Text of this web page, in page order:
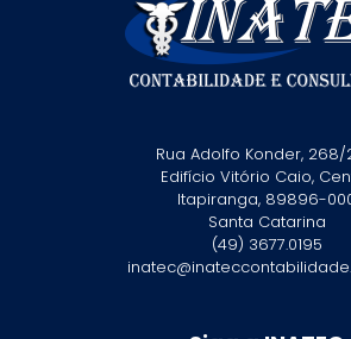
Rua Adolfo Konder, 268/
Edifício Vitório Caio,
Itapiranga, 89896-
Santa Catarina
(49) 3677.0195